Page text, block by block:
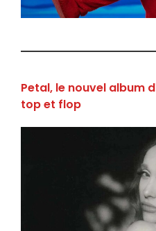
Petal, le nouvel album
top et flop